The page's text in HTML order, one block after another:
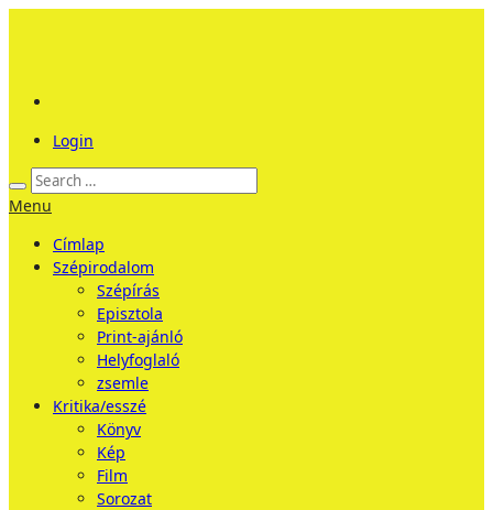
Login
Menu
Címlap
Szépirodalom
Szépírás
Episztola
Print-ajánló
Helyfoglaló
zsemle
Kritika/esszé
Könyv
Kép
Film
Sorozat